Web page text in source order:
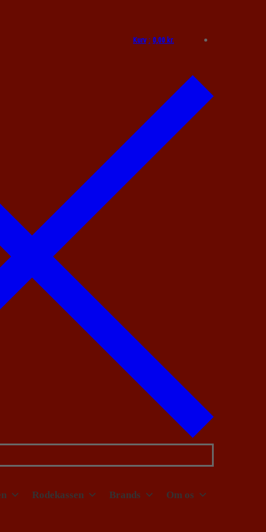
Kurv : 0,00kr.
Rodekassen Brands Om os